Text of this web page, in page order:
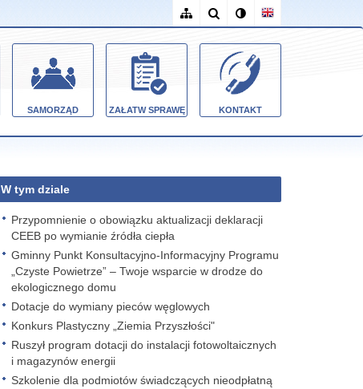
SAMORZĄD ZAŁATW SPRAWĘ KONTAKT
W tym dziale
Przypomnienie o obowiązku aktualizacji deklaracji
CEEB po wymianie źródła ciepła
Gminny Punkt Konsultacyjno-Informacyjny Programu
„Czyste Powietrze” – Twoje wsparcie w drodze do
ekologicznego domu
Dotacje do wymiany pieców węglowych
Konkurs Plastyczny „Ziemia Przyszłości"
Ruszył program dotacji do instalacji fotowoltaicznych
i magazynów energii
Szkolenie dla podmiotów świadczących nieodpłatną